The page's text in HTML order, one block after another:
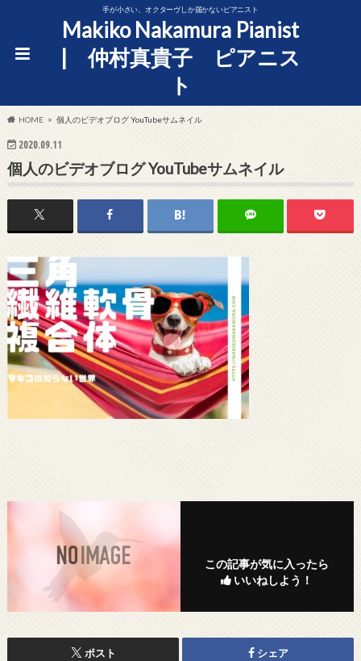
手が小さい、オクターヴしか届かないピアニスト
Makiko Nakamura Pianist
| 仲村真貴子 ピアニス
ト
HOME 個人のビデオブログ YouTubeサムネイル
2020.09.11
個人のビデオブログ YouTubeサムネイル
この記事が気に入ったら
いいねしよう！
ポスト シェア